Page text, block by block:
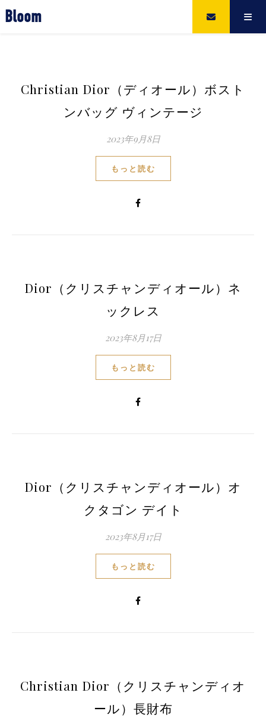
Bloom
Christian Dior（ディオール）ボスト
ンバッグ ヴィンテージ
2023年9月8日
もっと読む
Dior（クリスチャンディオール）ネ
ックレス
2023年8月17日
もっと読む
Dior（クリスチャンディオール）オ
クタゴン デイト
2023年8月17日
もっと読む
Christian Dior（クリスチャンディオ
ール）長財布